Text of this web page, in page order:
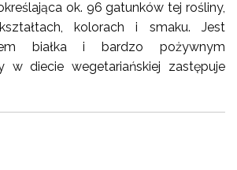
ok. 96 gatunków tej rośliny,
kolorach i smaku. Jest
białka i bardzo pożywnym
w diecie wegetariańskiej zastępuje